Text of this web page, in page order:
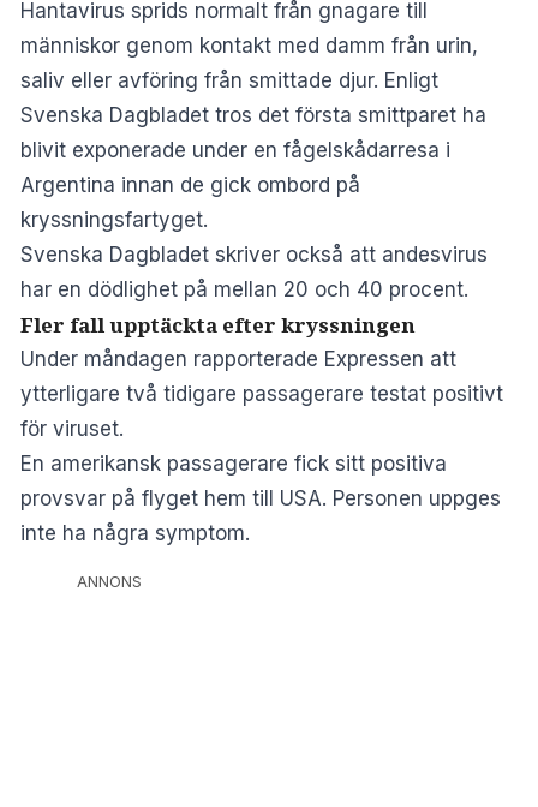
Hantavirus sprids normalt från gnagare till
människor genom kontakt med damm från urin,
saliv eller avföring från smittade djur. Enligt
Svenska Dagbladet tros det första smittparet ha
blivit exponerade under en fågelskådarresa i
Argentina innan de gick ombord på
kryssningsfartyget.
Svenska Dagbladet skriver också att andesvirus
har en dödlighet på mellan 20 och 40 procent.
Fler fall upptäckta efter kryssningen
Under måndagen rapporterade Expressen att
ytterligare två tidigare passagerare testat positivt
för viruset.
En amerikansk passagerare fick sitt positiva
provsvar på flyget hem till USA. Personen uppges
inte ha några symptom.
ANNONS